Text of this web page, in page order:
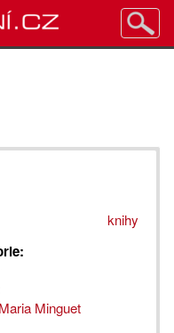
knihy
Minguet